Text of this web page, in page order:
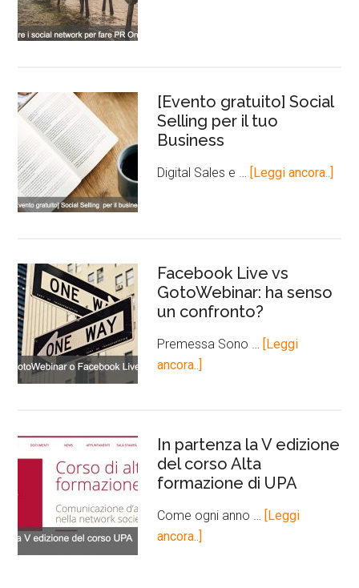
[Evento gratuito] Social
Selling per il tuo
Business
Digital Sales e … [Leggi ancora..]
Facebook Live vs
GotoWebinar: ha senso
un confronto?
Premessa Sono … [Leggi
ancora..]
In partenza la V edizione
del corso Alta
formazione di UPA
Come ogni anno … [Leggi
ancora..]